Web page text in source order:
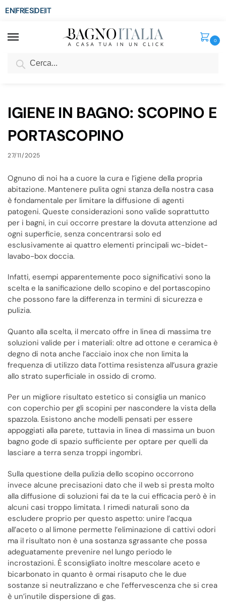
ENFRESDEIT
0
SCONTO del 3%
IGIENE IN BAGNO: SCOPINO E
PORTASCOPINO
27/11/2025
Ognuno di noi ha a cuore la cura e l’igiene della propria
abitazione. Mantenere pulita ogni stanza della nostra casa
è fondamentale per limitare la diffusione di agenti
patogeni. Queste considerazioni sono valide soprattutto
per i bagni, in cui occorre prestare la dovuta attenzione ad
ogni superficie, senza concentrarsi solo ed
esclusivamente ai quattro elementi principali wc-bidet-
lavabo-box doccia.
Infatti, esempi apparentemente poco significativi sono la
scelta e la sanificazione dello scopino e del portascopino
che possono fare la differenza in termini di sicurezza e
pulizia.
Quanto alla scelta, il mercato offre in linea di massima tre
soluzioni valide per i materiali: oltre ad ottone e ceramica è
degno di nota anche l’acciaio inox che non limita la
frequenza di utilizzo data l’ottima resistenza all’usura grazie
allo strato superficiale in ossido di cromo.
Per un migliore risultato estetico si consiglia un manico
con coperchio per gli scopini per nascondere la vista della
spazzola. Esistono anche modelli pensati per essere
appoggiati alla parete, tuttavia in linea di massima un buon
bagno gode di spazio sufficiente per optare per quelli da
lasciare a terra senza troppi ingombri.
Sulla questione della pulizia dello scopino occorrono
invece alcune precisazioni dato che il web si presta molto
alla diffusione di soluzioni fai da te la cui efficacia però è in
alcuni casi troppo limitata. I rimedi naturali sono da
escludere proprio per questo aspetto: unire l’acqua
all’aceto o al limone permette l’eliminazione di cattivi odori
ma il risultato non è una sostanza sgrassante che possa
adeguatamente prevenire nel lungo periodo le
incrostazioni. È sconsigliato inoltre mescolare aceto e
bicarbonato in quanto è ormai risaputo che le due
sostanze si neutralizzano e che l’effervescenza che si crea
è un’inutile dispersione di gas.